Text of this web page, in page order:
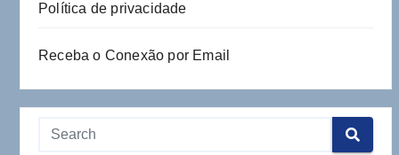
Política de privacidade
Receba o Conexão por Email